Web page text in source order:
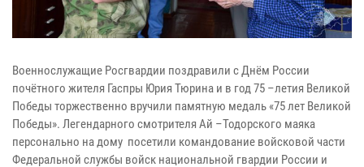
Военнослужащие Росгвардии поздравили с Днём России
почётного жителя Гаспры Юрия Тюрина и в год 75 –летия Великой
Победы торжественно вручили памятную медаль «75 лет Великой
Победы». Легендарного смотрителя Ай –Тодорского маяка
персонально на дому посетили командование войсковой части
Федеральной службы войск национальной гвардии России и